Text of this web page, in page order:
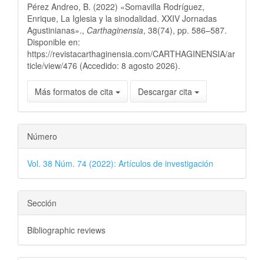
Pérez Andreo, B. (2022) «Somavilla Rodríguez,
Enrique, La Iglesia y la sinodalidad. XXIV Jornadas
Agustinianas»., Carthaginensia, 38(74), pp. 586–587.
Disponible en:
https://revistacarthaginensia.com/CARTHAGINENSIA/ar
ticle/view/476 (Accedido: 8 agosto 2026).
Más formatos de cita Descargar cita
Número
Vol. 38 Núm. 74 (2022): Artículos de investigación
Sección
Bibliographic reviews